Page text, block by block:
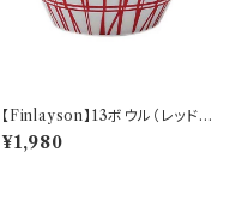
【Finlayson】13ボウル（レッド）
【コロナ】
¥1,980